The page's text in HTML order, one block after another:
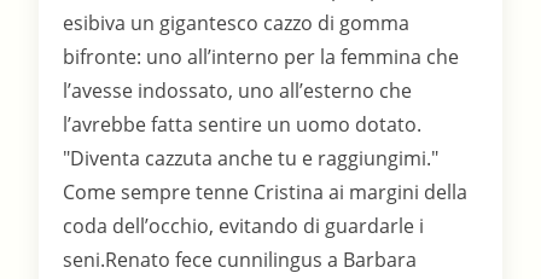
esibiva un gigantesco cazzo di gomma
bifronte: uno all’interno per la femmina che
l’avesse indossato, uno all’esterno che
l’avrebbe fatta sentire un uomo dotato.
"Diventa cazzuta anche tu e raggiungimi."
Come sempre tenne Cristina ai margini della
coda dell’occhio, evitando di guardarle i
seni.Renato fece cunnilingus a Barbara